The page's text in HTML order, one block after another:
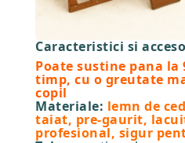
Caracteristici si
Poate sustine pana la
timp, cu o greutate
copil
Materiale: lemn de
taiat, pre-gaurit,
profesional, sigur